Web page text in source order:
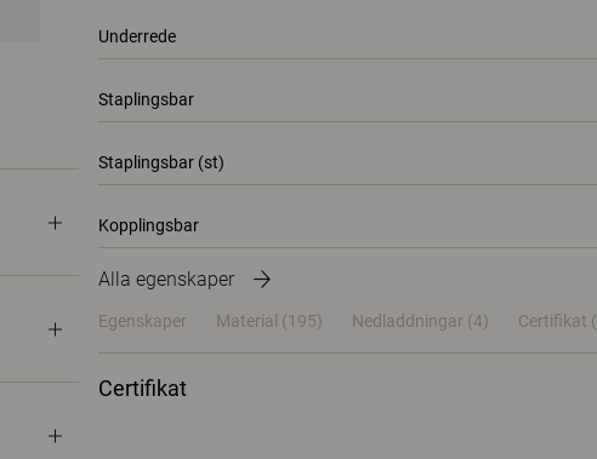
Underrede
Staplingsbar
Staplingsbar (st)
Kopplingsbar
Alla egenskaper
Egenskaper Material (195) Nedladdningar (4) Certifikat (
Certifikat